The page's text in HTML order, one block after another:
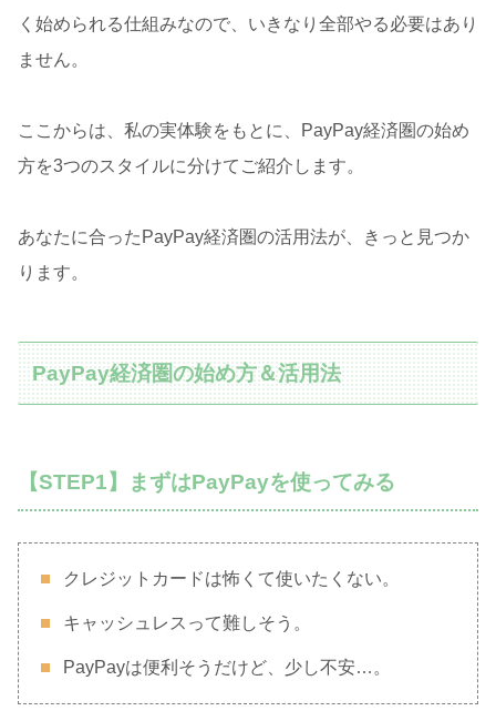
く始められる仕組みなので、いきなり全部やる必要はあり
ません。
ここからは、私の実体験をもとに、PayPay経済圏の始め
方を3つのスタイルに分けてご紹介します。
あなたに合ったPayPay経済圏の活用法が、きっと見つか
ります。
PayPay経済圏の始め方＆活用法
【STEP1】まずはPayPayを使ってみる
クレジットカードは怖くて使いたくない。
キャッシュレスって難しそう。
PayPayは便利そうだけど、少し不安…。